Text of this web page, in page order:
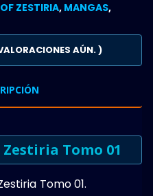
ZESTIRIA, MANGAS,
AÚN. )
Tomo 01
Tomo 01.